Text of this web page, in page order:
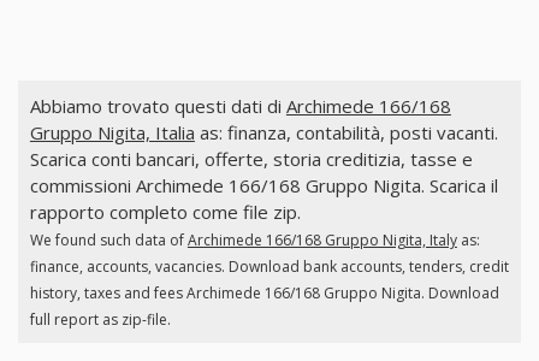
Abbiamo trovato questi dati di Archimede 166/168
Gruppo Nigita, Italia as: finanza, contabilità, posti vacanti.
Scarica conti bancari, offerte, storia creditizia, tasse e
commissioni Archimede 166/168 Gruppo Nigita. Scarica il
rapporto completo come file zip.
We found such data ofArchimede 166/168 Gruppo Nigita, Italyas:
finance, accounts, vacancies. Download bank accounts, tenders, credit
history, taxes and fees Archimede 166/168 Gruppo Nigita. Download
full report as zip-file.